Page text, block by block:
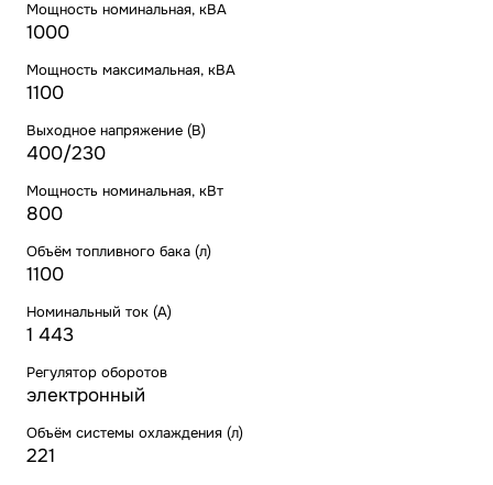
Мощность номинальная, кВА
1000
Мощность максимальная, кВА
1100
Выходное напряжение (В)
400/230
Мощность номинальная, кВт
800
Объём топливного бака (л)
1100
Номинальный ток (А)
1 443
Регулятор оборотов
электронный
Объём системы охлаждения (л)
221